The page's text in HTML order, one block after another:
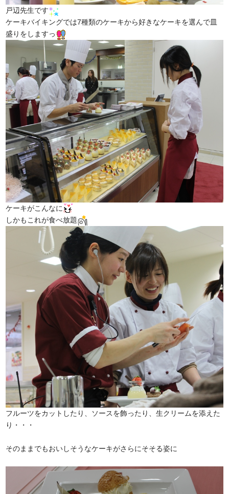
戸辺先生です
ケーキバイキングでは7種類のケーキから好きなケーキを選んで皿
盛りをしますっ
ケーキがこんなに
しかもこれが食べ放題
フルーツをカットしたり、ソースを飾ったり、生クリームを添えた
り・・・
そのままでもおいしそうなケーキがさらにそそる姿に